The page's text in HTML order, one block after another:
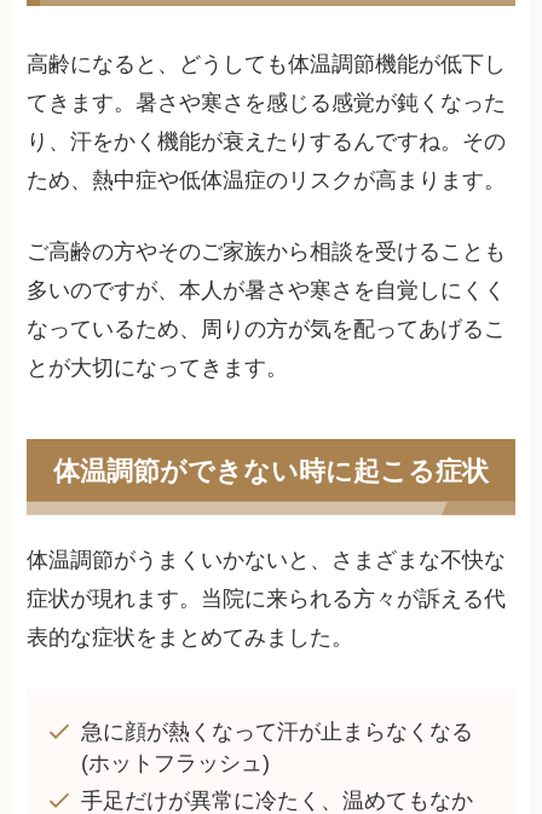
高齢になると、どうしても体温調節機能が低下し
てきます。暑さや寒さを感じる感覚が鈍くなった
り、汗をかく機能が衰えたりするんですね。その
ため、熱中症や低体温症のリスクが高まります。
ご高齢の方やそのご家族から相談を受けることも
多いのですが、本人が暑さや寒さを自覚しにくく
なっているため、周りの方が気を配ってあげるこ
とが大切になってきます。
体温調節ができない時に起こる症状
体温調節がうまくいかないと、さまざまな不快な
症状が現れます。当院に来られる方々が訴える代
表的な症状をまとめてみました。
急に顔が熱くなって汗が止まらなくなる
(ホットフラッシュ)
手足だけが異常に冷たく、温めてもなか